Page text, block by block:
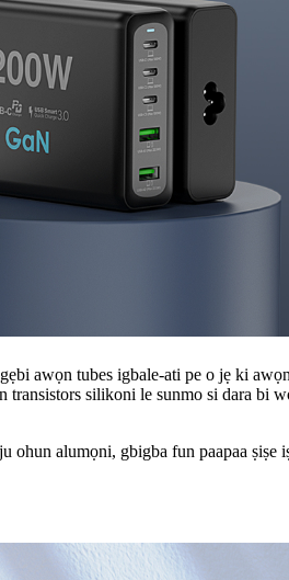
awọn tubes igbale-ati pe o jẹ ki
silikoni le sunmo si dara bi
alumọni, gbigba fun paapaa ṣiṣe